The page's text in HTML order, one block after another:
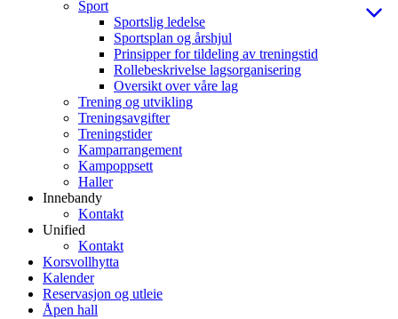
Sport
Sportslig ledelse
Sportsplan og årshjul
Prinsipper for tildeling av treningstid
Rollebeskrivelse lagsorganisering
Oversikt over våre lag
Trening og utvikling
Treningsavgifter
Treningstider
Kamparrangement
Kampoppsett
Haller
Innebandy
Kontakt
Unified
Kontakt
Korsvollhytta
Kalender
Reservasjon og utleie
Åpen hall